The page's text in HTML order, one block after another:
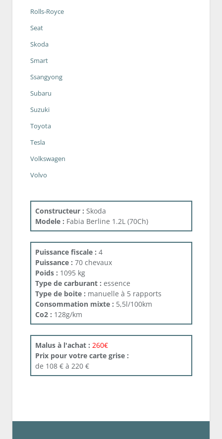
Rolls-Royce
Seat
Skoda
Smart
Ssangyong
Subaru
Suzuki
Toyota
Tesla
Volkswagen
Volvo
Constructeur : Skoda
Modele : Fabia Berline 1.2L (70Ch)
Puissance fiscale : 4
Puissance : 70 chevaux
Poids : 1095 kg
Type de carburant : essence
Type de boite : manuelle à 5 rapports
Consommation mixte : 5,5l/100km
Co2 : 128g/km
Malus à l'achat : 260€
Prix pour votre carte grise :
de 108 € à 220 €